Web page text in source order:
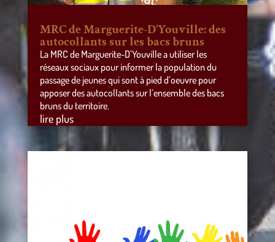
MRC de Marguerite-D’Youville: des
autocollants sur les bacs bruns
La MRC de Marguerite-D’Youville a utiliser les
réseaux sociaux pour informer la population du
passage de jeunes qui sont à pied d’oeuvre pour
apposer des autocollants sur l’ensemble des bacs
bruns du territoire.
lire plus